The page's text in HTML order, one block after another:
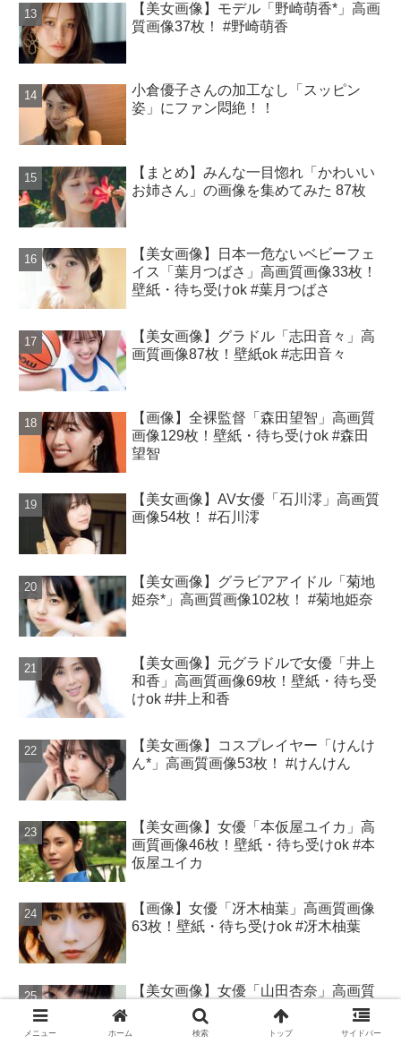
【美女画像】モデル「野崎萌香*」高画
質画像37枚！ #野崎萌香
小倉優子さんの加工なし「スッピン
姿」にファン悶絶！！
【まとめ】みんな一目惚れ「かわいい
お姉さん」の画像を集めてみた 87枚
【美女画像】日本一危ないベビーフェ
イス「葉月つばさ」高画質画像33枚！
壁紙・待ち受けok #葉月つばさ
【美女画像】グラドル「志田音々」高
画質画像87枚！壁紙ok #志田音々
【画像】全裸監督「森田望智」高画質
画像129枚！壁紙・待ち受けok #森田
望智
【美女画像】AV女優「石川澪」高画質
画像54枚！ #石川澪
【美女画像】グラビアアイドル「菊地
姫奈*」高画質画像102枚！ #菊地姫奈
【美女画像】元グラドルで女優「井上
和香」高画質画像69枚！壁紙・待ち受
けok #井上和香
【美女画像】コスプレイヤー「けんけ
ん*」高画質画像53枚！ #けんけん
【美女画像】女優「本仮屋ユイカ」高
画質画像46枚！壁紙・待ち受けok #本
仮屋ユイカ
【画像】女優「冴木柚葉」高画質画像
63枚！壁紙・待ち受けok #冴木柚葉
【美女画像】女優「山田杏奈」高画質
画像77枚 #山田杏奈
メニュー ホーム 検索 トップ サイドバー